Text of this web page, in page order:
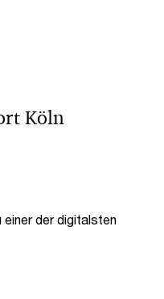
Köln
der digitalsten